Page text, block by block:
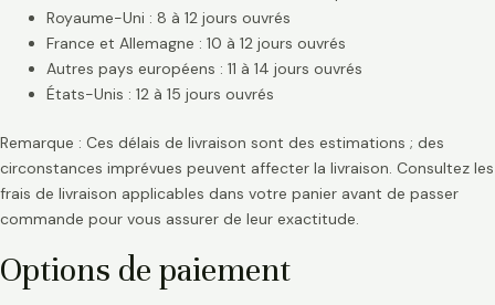
Royaume-Uni : 8 à 12 jours ouvrés
France et Allemagne : 10 à 12 jours ouvrés
Autres pays européens : 11 à 14 jours ouvrés
États-Unis : 12 à 15 jours ouvrés
Remarque : Ces délais de livraison sont des estimations ; des
circonstances imprévues peuvent affecter la livraison. Consultez les
frais de livraison applicables dans votre panier avant de passer
commande pour vous assurer de leur exactitude.
Options de paiement